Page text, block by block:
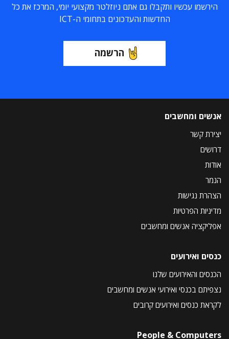
הירשמו עכשיו ותקבלו גם אתם ניוזלטר מקצועי יומי, המרכז את כל
החדשות והעדכונים בתחומי ה-ICT
הרשמה
אנשים ומחשבים
יצירת קשר
דרושים
אודות
הנמר
הצהרת נגישות
מדיניות הפרטיות
אפליקציה אנשים ומחשבים
כנסים ואירועים
הכנסים והאירועים שלנו
נצפיתם בכנסי ואירועי אנשים ומחשבים
לקראת כנסים ואירועים קרובים
People & Computers